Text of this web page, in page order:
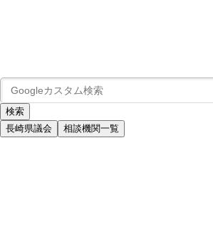
長崎県議会 相談機関一覧